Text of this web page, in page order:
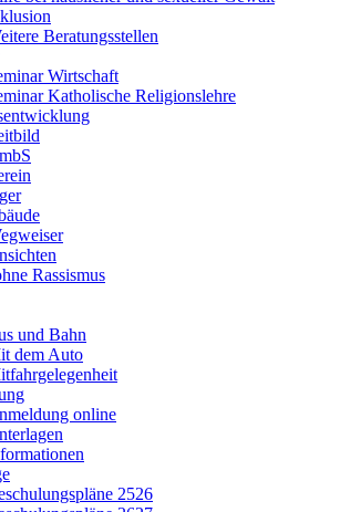
Beratungsstellen
Wirtschaft
Katholische Religionslehre
Rassismus
und Bahn
dem Auto
online
2526